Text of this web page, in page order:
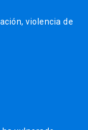
violencia de